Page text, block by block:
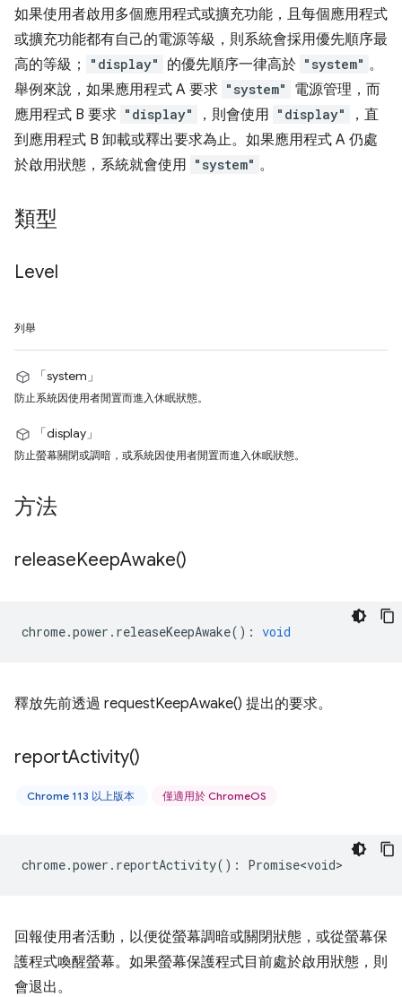
如果使用者啟用多個應用程式或擴充功能，且每個應用程式
或擴充功能都有自己的電源等級，則系統會採用優先順序最
高的等級；
"display" 的優先順序一律高於 "system" 。
舉例來說，如果應用程式 A 要求 "system"
電源管理，而
應用程式 B 要求 "display" ，則會使用 "display"
，直
到應用程式 B 卸載或釋出要求為止。如果應用程式 A 仍處
於啟用狀態，系統就會使用 "system" 。
類型
Level
列舉
「system」
防止系統因使用者閒置而進入休眠狀態。
「display」
防止螢幕關閉或調暗，或系統因使用者閒置而進入休眠狀態。
方法
releaseKeepAwake()
chrome.power . releaseKeepAwake() : void
釋放先前透過 requestKeepAwake() 提出的要求。
reportActivity()
Chrome 113 以上版本 僅適用於 ChromeOS
chrome.power . reportActivity() : Promise<void>
回報使用者活動，以便從螢幕調暗或關閉狀態，或從螢幕保
護程式喚醒螢幕。如果螢幕保護程式目前處於啟用狀態，則
會退出。